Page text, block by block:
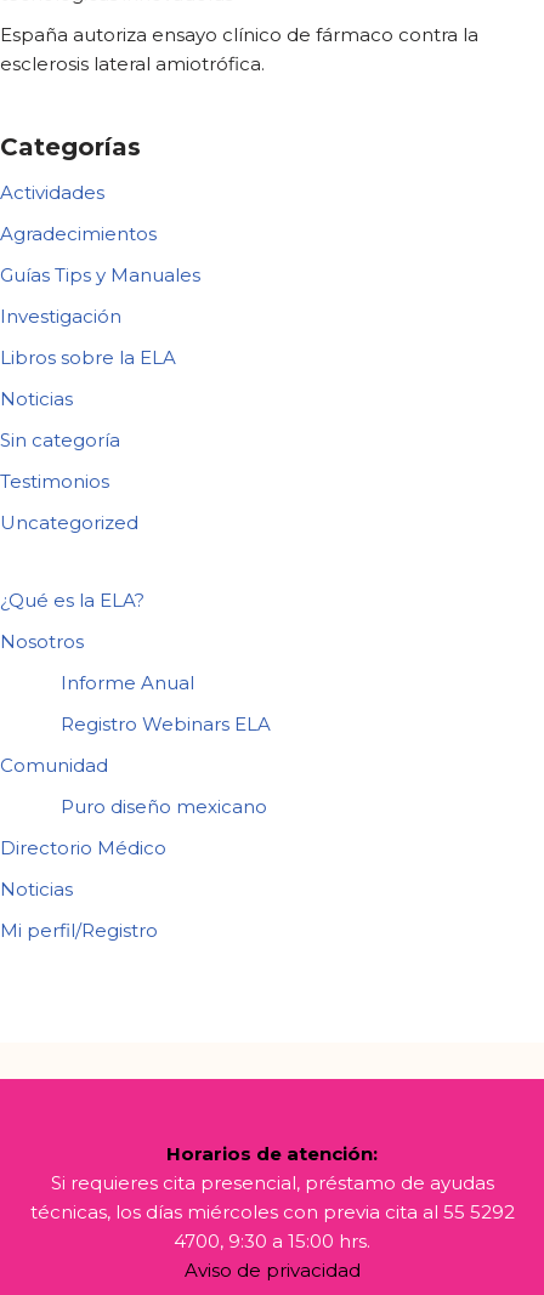
España autoriza ensayo clínico de fármaco contra la
esclerosis lateral amiotrófica.
Categorías
Actividades
Agradecimientos
Guías Tips y Manuales
Investigación
Libros sobre la ELA
Noticias
Sin categoría
Testimonios
Uncategorized
¿Qué es la ELA?
Nosotros
Informe Anual
Registro Webinars ELA
Comunidad
Puro diseño mexicano
Directorio Médico
Noticias
Mi perfil/Registro
Horarios de atención:
Si requieres cita presencial, préstamo de ayudas
técnicas, los días miércoles con previa cita al 55 5292
4700, 9:30 a 15:00 hrs.
Aviso de privacidad